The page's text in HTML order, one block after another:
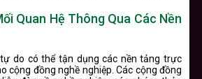
Quan Hệ Thông Qua Các Nền
do có thể tận dụng các nền tảng trực
cộng đồng nghề nghiệp. Các cộng đồng